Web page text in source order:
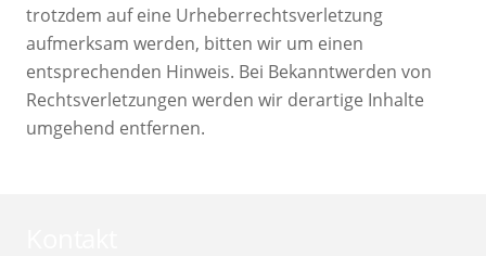
trotzdem auf eine Urheberrechtsverletzung
aufmerksam werden, bitten wir um einen
entsprechenden Hinweis. Bei Bekanntwerden von
Rechtsverletzungen werden wir derartige Inhalte
umgehend entfernen.